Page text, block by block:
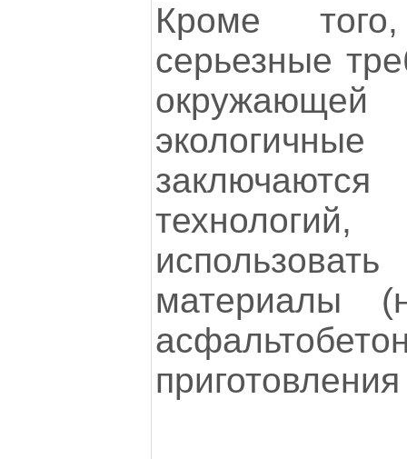
Кроме
серьезные
материалы